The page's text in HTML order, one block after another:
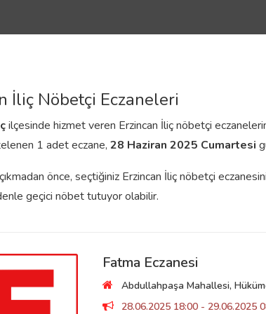
İliç Nöbetçi Eczaneleri
ilçesinde hizmet veren Erzincan İliç nöbetçi
1 adet eczane, 28 Haziran 2025 Cumartesi
önce, seçtiğiniz Erzincan İliç nöbetçi
geçici nöbet tutuyor olabilir.
Fatma Eczanesi
Abdullahpaşa Mahallesi,
28.06.2025 18:00 - 29.06.2025